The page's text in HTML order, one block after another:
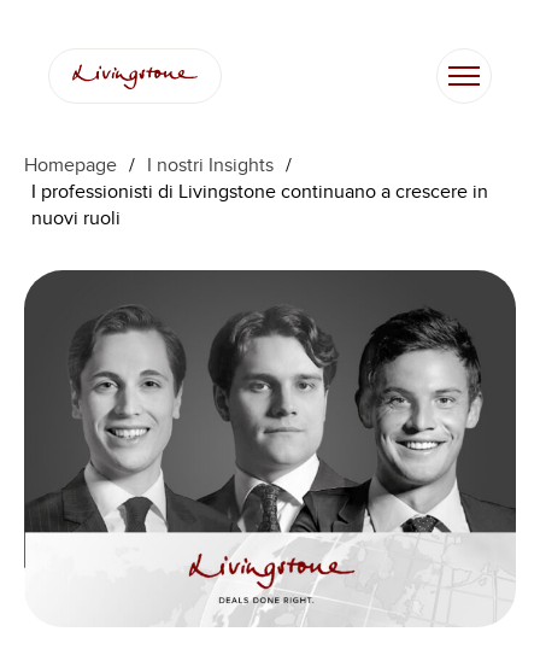
contenuto
Homepage / I nostri Insights /
I professionisti di Livingstone continuano a crescere in
nuovi ruoli